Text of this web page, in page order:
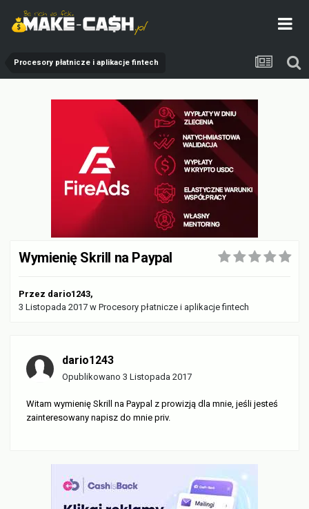
Procesory płatnicze i aplikacje fintech
Wymienię Skrill na Paypal
Przez dario1243,
3 Listopada 2017 w Procesory płatnicze i aplikacje fintech
dario1243
Opublikowano 3 Listopada 2017
Witam wymienię Skrill na Paypal z prowizją dla mnie, jeśli jesteś
zainteresowany napisz do mnie priv.